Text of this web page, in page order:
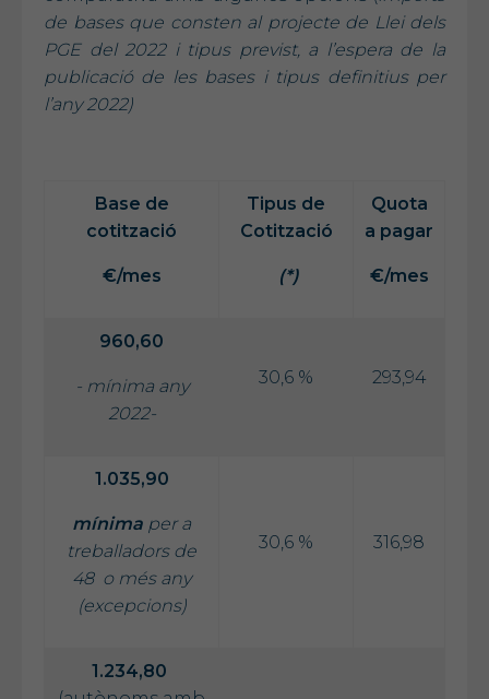
de bases que consten al projecte de Llei dels
PGE del 2022 i tipus previst, a l’espera de la
publicació de les bases i tipus definitius per
l’any 2022)
Base de
cotització
€/mes
Tipus de
Cotització
(*)
Quota
a pagar
€/mes
960,60
- mínima any
2022-
30,6 % 293,94
1.035,90
mínima per a
treballadors de
48 o més any
(excepcions)
30,6 % 316,98
1.234,80